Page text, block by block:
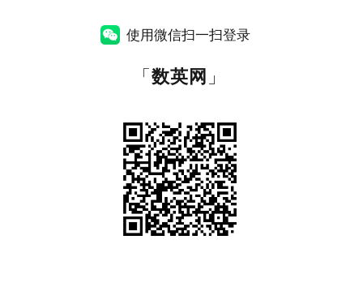
使用微信扫一扫登录
「数英网 」